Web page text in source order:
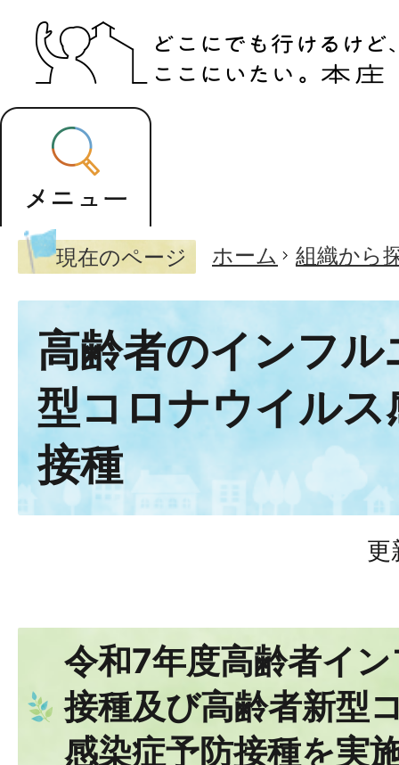
現在のページ ホーム 組織から
高齢者のインフ
型コロナウイルス
接種
更
令和7年度高齢者イ
接種及び高齢者新型
感染症予防接種を実